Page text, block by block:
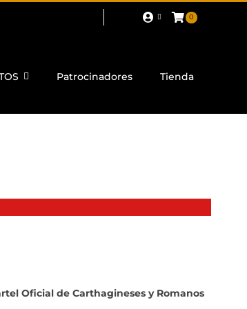
0
Patrocinadores Tienda
Oficial de Carthagineses y Romanos